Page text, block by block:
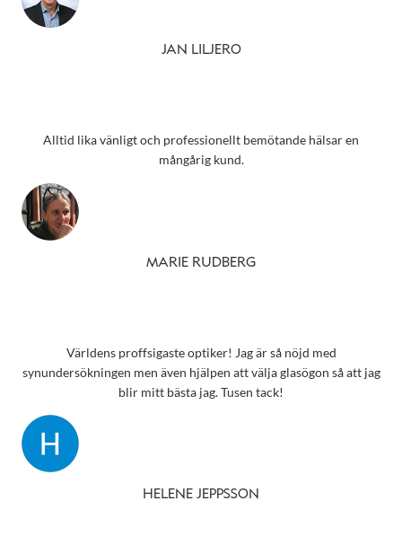
JAN LILJERO
Alltid lika vänligt och professionellt bemötande hälsar en
mångårig kund.
MARIE RUDBERG
Världens proffsigaste optiker! Jag är så nöjd med
synundersökningen men även hjälpen att välja glasögon så att jag
blir mitt bästa jag. Tusen tack!
HELENE JEPPSSON